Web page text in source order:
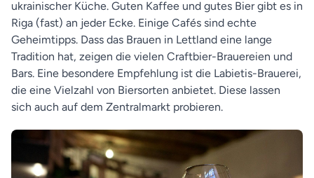
ukrainischer Küche. Guten Kaffee und gutes Bier gibt es in
Riga (fast) an jeder Ecke. Einige Cafés sind echte
Geheimtipps. Dass das Brauen in Lettland eine lange
Tradition hat, zeigen die vielen Craftbier-Brauereien und
Bars. Eine besondere Empfehlung ist die Labietis-Brauerei,
die eine Vielzahl von Biersorten anbietet. Diese lassen
sich auch auf dem Zentralmarkt probieren.